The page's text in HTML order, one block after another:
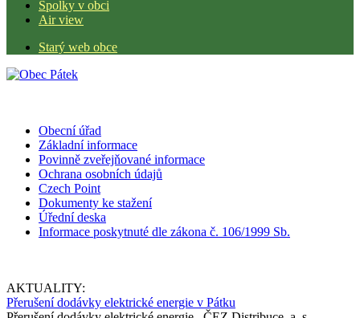
Spolky v obci
Air view
Starý web obce
Obecní úřad
Základní informace
Povinně zveřejňované informace
Ochrana osobních údajů
Czech Point
Dokumenty ke stažení
Úřední deska
Informace poskytnuté dle zákona č. 106/1999 Sb.
AKTUALITY:
Přerušení dodávky elektrické energie v Pátku